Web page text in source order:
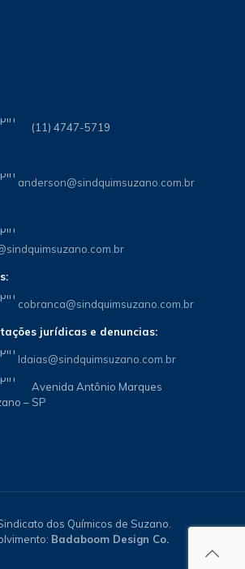
(11) 4747-5719
anderson@sindquimsuzano.com.br
cobranca@sindquimsuzano.com.br
jurídicas e denuncias:
Idaias@sindquimsuzano.com.br
Avenida Antônio Marques
– SP
dos Químicos de Suzano.
Badaboom Design Co.